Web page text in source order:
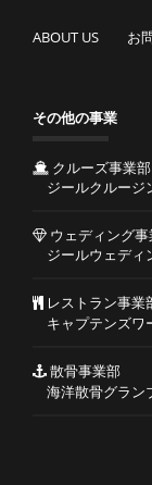
ABOUT US お
その他の事業
クルーズ事業部
ジールクルージ
ウェディング
ジールウェディ
レストラン事業
キャプテンズワ
散骨事業部
海洋散骨グラン